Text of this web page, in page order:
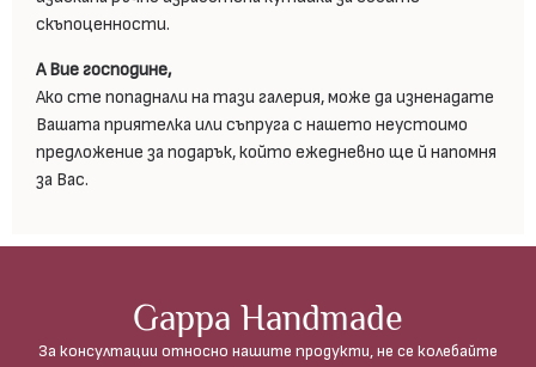
скъпоценности.
А Вие господине,
Ако сте попаднали на тази галерия, може да изненадате
Вашата приятелка или съпруга с нашето неустоимо
предложение за подарък, който ежедневно ще й напомня
за Вас.
Gappa Handmade
За консултации относно нашите продукти, не се колебайте